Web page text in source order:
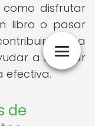
disfrutar
libro o pasar
a una
a superar
efectiva.
de